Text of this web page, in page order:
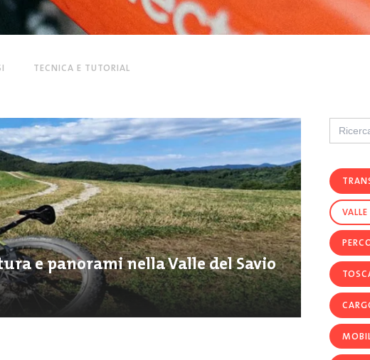
TECNICA E TUTORIAL
e panorami nella Valle del Savio
Search
for: